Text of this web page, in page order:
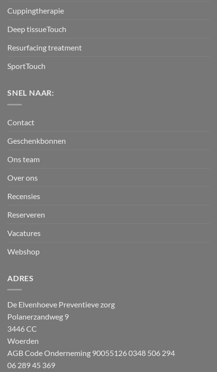
Cuppingtherapie
Deep tissueTouch
Resurfacing treatment
SportTouch
SNEL NAAR:
Contact
Geschenkbonnen
Ons team
Over ons
Recensies
Reserveren
Vacatures
Webshop
ADRES
De Elvenhoeve Preventieve zorg
Polanerzandweg 9
3446 CC
Woerden
AGB Code Onderneming 900551260348 506 294
06 289 45 369